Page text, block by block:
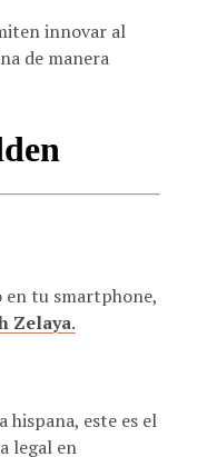
innovar al
de manera
en tu smartphone,
Zelaya.
hispana, este es el
legal en